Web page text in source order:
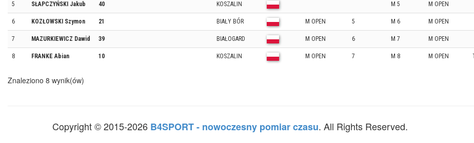
5 SŁAPCZYŃSKI Jakub 40 KOSZALIN M 5 M OPEN
6 KOZŁOWSKI Szymon 21 BIAŁY BÓR M OPEN 5 M 6 M OPEN
7 MAZURKIEWICZ Dawid 39 BIAŁOGARD M OPEN 6 M 7 M OPEN
8 FRANKE Abian 10 KOSZALIN M OPEN 7 M 8 M OPEN
Znaleziono 8 wynik(ów)
Copyright © 2015-2026 B4SPORT - nowoczesny pomiar czasu. All Rights Reserved.